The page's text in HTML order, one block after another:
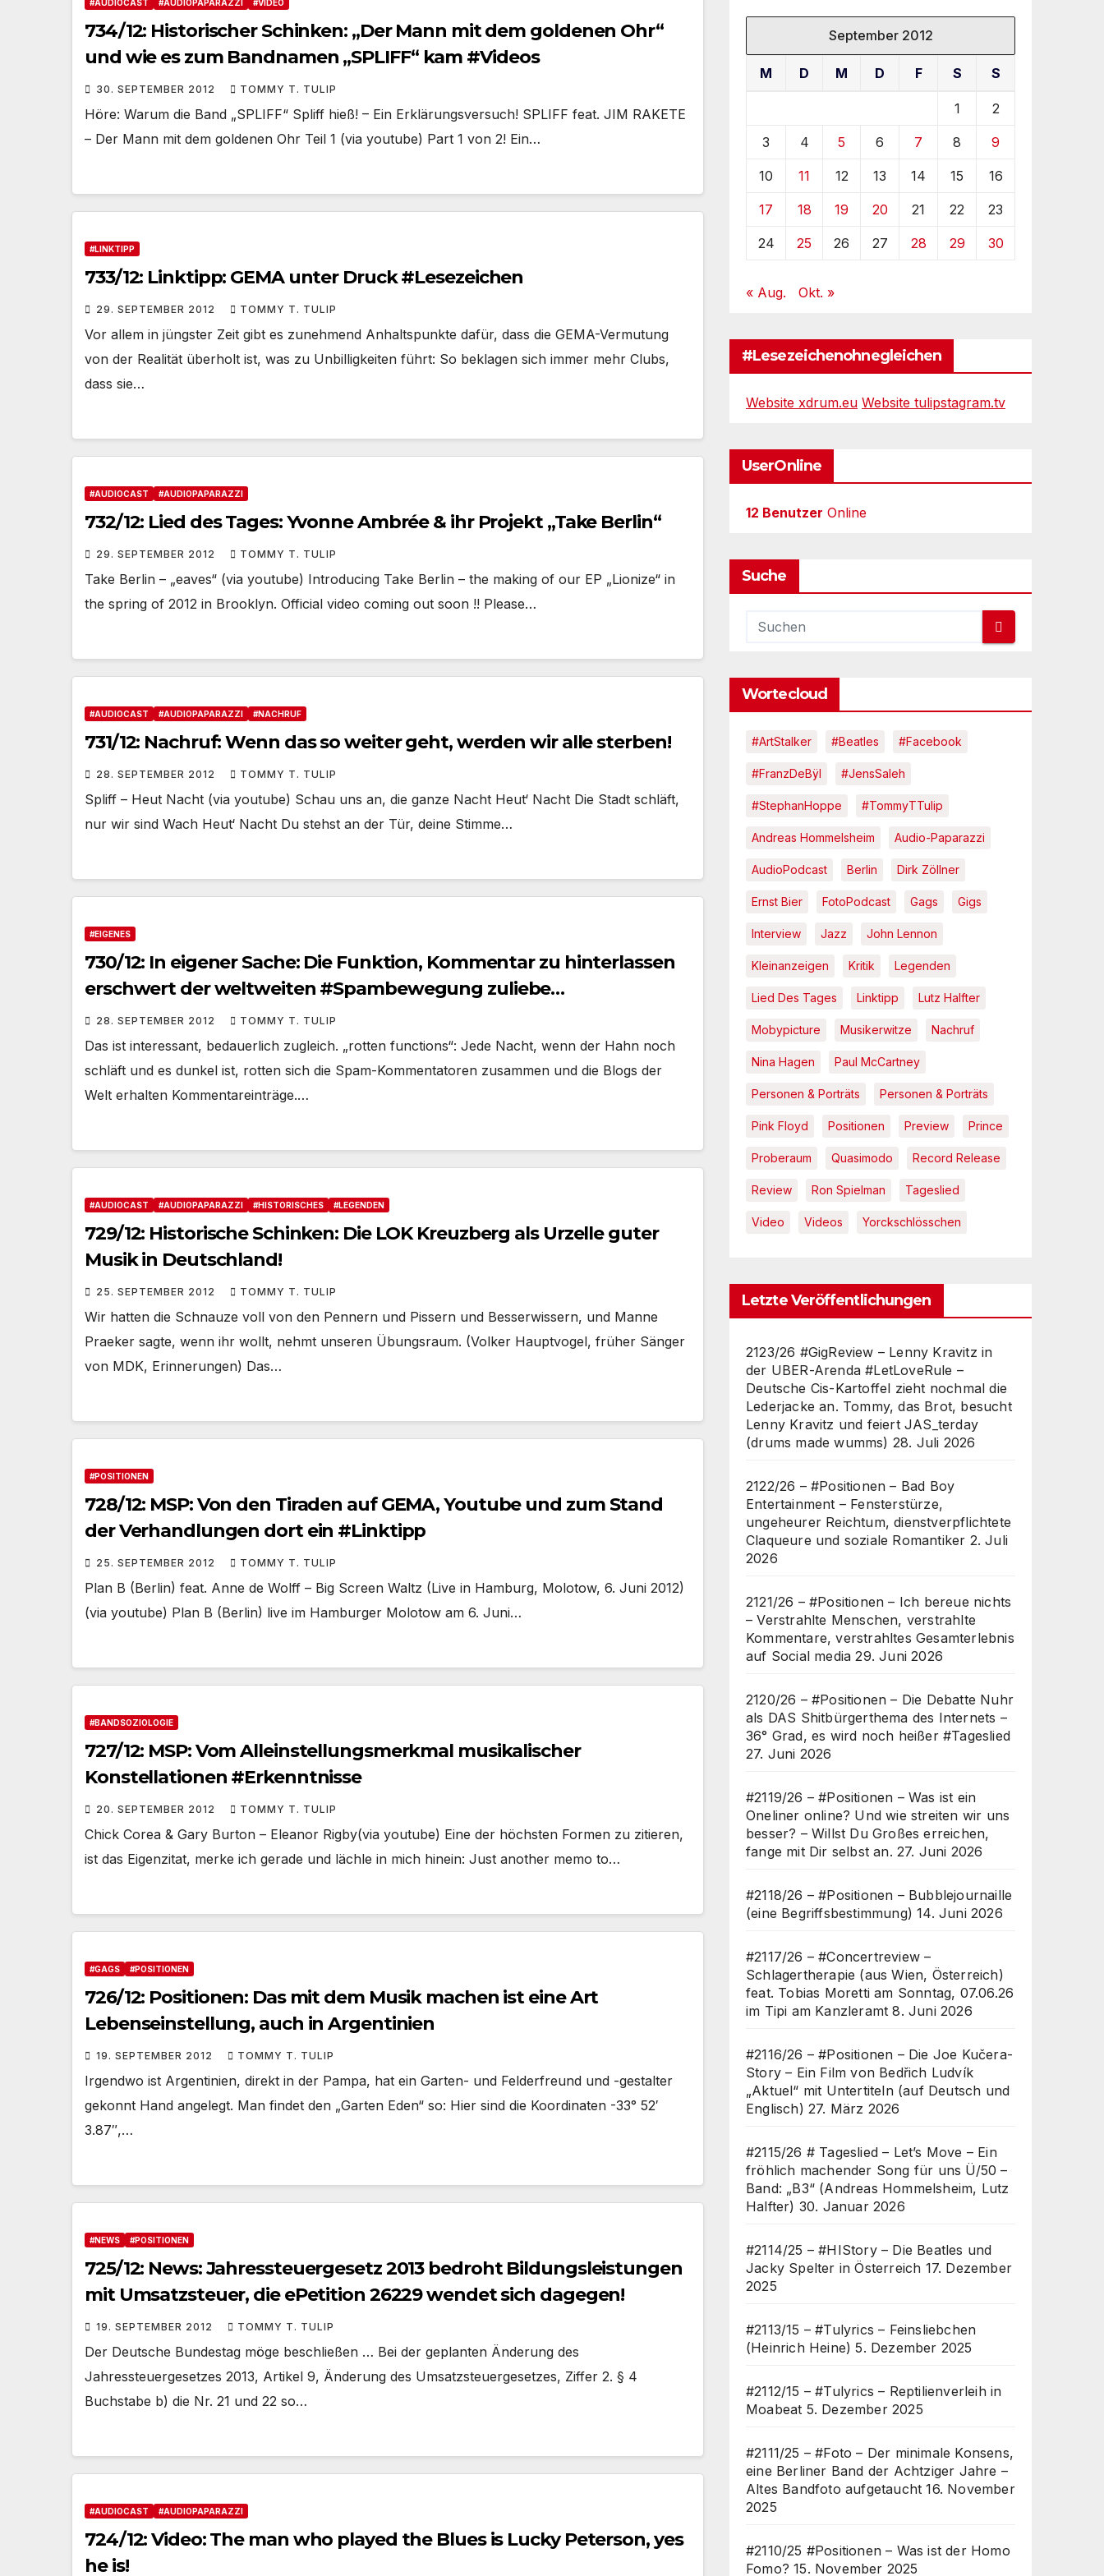
#AUDIOCAST #AUDIOPAPARAZZI #VIDEO
734/12: Historischer Schinken: „Der Mann mit dem goldenen Ohr“
und wie es zum Bandnamen „SPLIFF“ kam #Videos
30. SEPTEMBER 2012 TOMMY T. TULIP
Höre: Warum die Band „SPLIFF“ Spliff hieß! – Ein Erklärungsversuch! SPLIFF feat. JIM RAKETE
– Der Mann mit dem goldenen Ohr Teil 1 (via youtube) Part 1 von 2! Ein…
#LINKTIPP
733/12: Linktipp: GEMA unter Druck #Lesezeichen
29. SEPTEMBER 2012 TOMMY T. TULIP
Vor allem in jüngster Zeit gibt es zunehmend Anhaltspunkte dafür, dass die GEMA-Vermutung
von der Realität überholt ist, was zu Unbilligkeiten führt: So beklagen sich immer mehr Clubs,
dass sie…
#AUDIOCAST #AUDIOPAPARAZZI
732/12: Lied des Tages: Yvonne Ambrée & ihr Projekt „Take Berlin“
29. SEPTEMBER 2012 TOMMY T. TULIP
Take Berlin – „eaves“ (via youtube) Introducing Take Berlin – the making of our EP „Lionize“ in
the spring of 2012 in Brooklyn. Official video coming out soon !! Please…
#AUDIOCAST #AUDIOPAPARAZZI #NACHRUF
731/12: Nachruf: Wenn das so weiter geht, werden wir alle sterben!
28. SEPTEMBER 2012 TOMMY T. TULIP
Spliff – Heut Nacht (via youtube) Schau uns an, die ganze Nacht Heut‘ Nacht Die Stadt schläft,
nur wir sind Wach Heut‘ Nacht Du stehst an der Tür, deine Stimme…
#EIGENES
730/12: In eigener Sache: Die Funktion, Kommentar zu hinterlassen
erschwert der weltweiten #Spambewegung zuliebe…
28. SEPTEMBER 2012 TOMMY T. TULIP
Das ist interessant, bedauerlich zugleich. „rotten functions“: Jede Nacht, wenn der Hahn noch
schläft und es dunkel ist, rotten sich die Spam-Kommentatoren zusammen und die Blogs der
Welt erhalten Kommentareinträge.…
#AUDIOCAST #AUDIOPAPARAZZI #HISTORISCHES #LEGENDEN
729/12: Historische Schinken: Die LOK Kreuzberg als Urzelle guter
Musik in Deutschland!
25. SEPTEMBER 2012 TOMMY T. TULIP
Wir hatten die Schnauze voll von den Pennern und Pissern und Besserwissern, und Manne
Praeker sagte, wenn ihr wollt, nehmt unseren Übungsraum. (Volker Hauptvogel, früher Sänger
von MDK, Erinnerungen) Das…
#POSITIONEN
728/12: MSP: Von den Tiraden auf GEMA, Youtube und zum Stand
der Verhandlungen dort ein #Linktipp
25. SEPTEMBER 2012 TOMMY T. TULIP
Plan B (Berlin) feat. Anne de Wolff – Big Screen Waltz (Live in Hamburg, Molotow, 6. Juni 2012)
(via youtube) Plan B (Berlin) live im Hamburger Molotow am 6. Juni…
#BANDSOZIOLOGIE
727/12: MSP: Vom Alleinstellungsmerkmal musikalischer
Konstellationen #Erkenntnisse
20. SEPTEMBER 2012 TOMMY T. TULIP
Chick Corea & Gary Burton – Eleanor Rigby(via youtube) Eine der höchsten Formen zu zitieren,
ist das Eigenzitat, merke ich gerade und lächle in mich hinein: Just another memo to…
#GAGS #POSITIONEN
726/12: Positionen: Das mit dem Musik machen ist eine Art
Lebenseinstellung, auch in Argentinien
19. SEPTEMBER 2012 TOMMY T. TULIP
Irgendwo ist Argentinien, direkt in der Pampa, hat ein Garten- und Felderfreund und -gestalter
gekonnt Hand angelegt. Man findet den „Garten Eden“ so: Hier sind die Koordinaten -33° 52′
3.87″,…
#NEWS #POSITIONEN
725/12: News: Jahressteuergesetz 2013 bedroht Bildungsleistungen
mit Umsatzsteuer, die ePetition 26229 wendet sich dagegen!
19. SEPTEMBER 2012 TOMMY T. TULIP
Der Deutsche Bundestag möge beschließen … Bei der geplanten Änderung des
Jahressteuergesetzes 2013, Artikel 9, Änderung des Umsatzsteuergesetzes, Ziffer 2. § 4
Buchstabe b) die Nr. 21 und 22 so…
#AUDIOCAST #AUDIOPAPARAZZI
724/12: Video: The man who played the Blues is Lucky Peterson, yes
he is!
September 2012
M D M D F S S
1 2
3 4 5 6 7 8 9
10 11 12 13 14 15 16
17 18 19 20 21 22 23
24 25 26 27 28 29 30
« Aug. Okt. »
#Lesezeichenohnegleichen
Website xdrum.eu Website tulipstagram.tv
UserOnline
12 Benutzer Online
Suche
Wortecloud
#ArtStalker #Beatles #Facebook
#FranzDeBÿl #JensSaleh
#StephanHoppe #TommyTTulip
Andreas Hommelsheim Audio-Paparazzi
AudioPodcast Berlin Dirk Zöllner
Ernst Bier FotoPodcast Gags Gigs
Interview Jazz John Lennon
Kleinanzeigen Kritik Legenden
Lied Des Tages Linktipp Lutz Halfter
Mobypicture Musikerwitze Nachruf
Nina Hagen Paul McCartney
Personen & Porträts Personen & Porträts
Pink Floyd Positionen Preview Prince
Proberaum Quasimodo Record Release
Review Ron Spielman Tageslied
Video Videos Yorckschlösschen
Letzte Veröffentlichungen
2123/26 #GigReview – Lenny Kravitz in
der UBER-Arenda #LetLoveRule –
Deutsche Cis-Kartoffel zieht nochmal die
Lederjacke an. Tommy, das Brot, besucht
Lenny Kravitz und feiert JAS_terday
(drums made wumms) 28. Juli 2026
2122/26 – #Positionen – Bad Boy
Entertainment – Fensterstürze,
ungeheurer Reichtum, dienstverpflichtete
Claqueure und soziale Romantiker 2. Juli
2026
2121/26 – #Positionen – Ich bereue nichts
– Verstrahlte Menschen, verstrahlte
Kommentare, verstrahltes Gesamterlebnis
auf Social media 29. Juni 2026
2120/26 – #Positionen – Die Debatte Nuhr
als DAS Shitbürgerthema des Internets –
36° Grad, es wird noch heißer #Tageslied
27. Juni 2026
#2119/26 – #Positionen – Was ist ein
Oneliner online? Und wie streiten wir uns
besser? – Willst Du Großes erreichen,
fange mit Dir selbst an. 27. Juni 2026
#2118/26 – #Positionen – Bubblejournaille
(eine Begriffsbestimmung) 14. Juni 2026
#2117/26 – #Concertreview –
Schlagertherapie (aus Wien, Österreich)
feat. Tobias Moretti am Sonntag, 07.06.26
im Tipi am Kanzleramt 8. Juni 2026
#2116/26 – #Positionen – Die Joe Kučera-
Story – Ein Film von Bedřich Ludvík
„Aktuel“ mit Untertiteln (auf Deutsch und
Englisch) 27. März 2026
#2115/26 # Tageslied – Let’s Move – Ein
fröhlich machender Song für uns Ü/50 –
Band: „B3“ (Andreas Hommelsheim, Lutz
Halfter) 30. Januar 2026
#2114/25 – #HIStory – Die Beatles und
Jacky Spelter in Österreich 17. Dezember
2025
#2113/15 – #Tulyrics – Feinsliebchen
(Heinrich Heine) 5. Dezember 2025
#2112/15 – #Tulyrics – Reptilienverleih in
Moabeat 5. Dezember 2025
#2111/25 – #Foto – Der minimale Konsens,
eine Berliner Band der Achtziger Jahre –
Altes Bandfoto aufgetaucht 16. November
2025
#2110/25 #Positionen – Was ist der Homo
Fomo? 15. November 2025